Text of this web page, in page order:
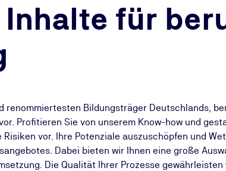
Inhalte für
renommiertesten Bildungsträger Deutschlands,
Profitieren Sie von unserem Know-how und
Risiken vor. Ihre Potenziale auszuschöpfen und
Dabei bieten wir Ihnen eine große
Die Qualität Ihrer Prozesse